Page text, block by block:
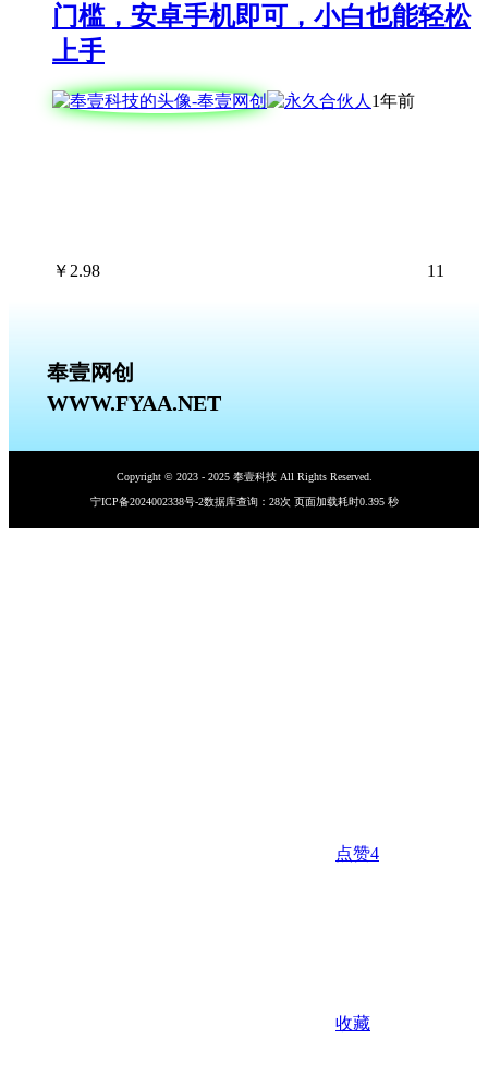
门槛，安卓手机即可，小白也能轻松
上手
1年前
￥ 2.98 11
奉壹网创
WWW.FYAA.NET
Copyright © 2023 - 2025 奉壹科技 All Rights Reserved.
宁ICP备2024002338号-2数据库查询：28次 页面加载耗时0.395 秒
点赞4
收藏